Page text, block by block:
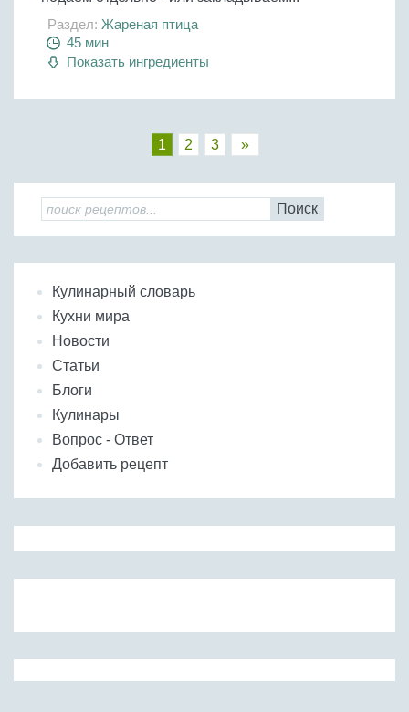
Раздел: Жареная птица
45 мин
Показать ингредиенты
1 2 3 »
Поиск
Кулинарный словарь
Кухни мира
Новости
Статьи
Блоги
Кулинары
Вопрос - Ответ
Добавить рецепт